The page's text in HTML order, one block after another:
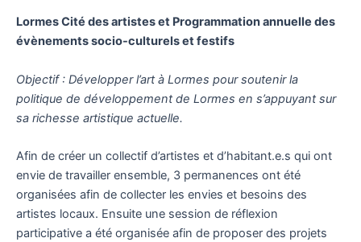
Lormes Cité des artistes et Programmation annuelle des
évènements socio-culturels et festifs
Objectif : Développer l’art à Lormes pour soutenir la
politique de développement de Lormes en s’appuyant sur
sa richesse artistique actuelle.
Afin de créer un collectif d’artistes et d’habitant.e.s qui ont
envie de travailler ensemble, 3 permanences ont été
organisées afin de collecter les envies et besoins des
artistes locaux. Ensuite une session de réflexion
participative a été organisée afin de proposer des projets